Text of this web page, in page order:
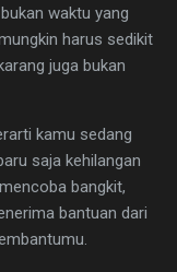
waktu yang
harus sedikit
juga bukan
kamu sedang
saja kehilangan
bangkit,
bantuan dari